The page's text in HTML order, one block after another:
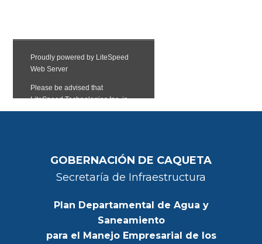
GOBERNACIÓN DE CAQUETA
Secretaría de Infraestructura
Plan Departamental de Agua y
Saneamiento
para el Manejo Empresarial de los